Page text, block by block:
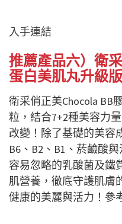
入手連結
推薦產品六）衛
蛋白美肌丸升級
衛采俏正美Chocola BB
粒，結合7+2種美容力
改變！除了基礎的美容
B6、B2、B1、菸鹼酸
容易忽略的乳酸菌及鐵
肌營養，徹底守護肌膚
健康的美麗與活力！參